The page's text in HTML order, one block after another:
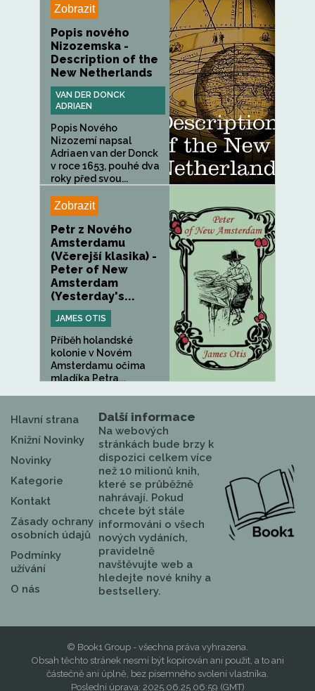
Zobrazit
Popis nového
Nizozemska -
Description of the
New Netherlands
VAN DER DONCK
ADRIAEN
Popis Nového
Nizozemí napsal
Adriaen van der Donck
v roce 1653, pouhé dva
roky před svou...
Zobrazit
Petr z Nového
Amsterdamu
(Včerejší klasika) -
Peter of New
Amsterdam
(Yesterday's...
JAMES OTIS
Příběh holandské
kolonie v Novém
Amsterdamu očima
mladíka Petra...
Hlavní strana
Knižní Novinky
Novinky
Kategorie
Kontakt
Zásady ochrany
osobních údajů
Podmínky
užívání
O nás
Další informace
Na webových
stránkách bude brzy k
dispozici celkem více
než 10 milionů knih,
které se průběžně
nahrávají. Pokud
chcete být stále
informováni o všech
nových vydáních,
pravidelně
navštěvujte web a
hledejte nové knihy a
bestsellery.
© Book1 Group - všechna práva vyhrazena.
Obsah těchto stránek nesmí být kopírován ani použit, a to ani
částečně ani úplně, bez písemného svolení vlastníka.
Poslední úprava: 2025.06.25 06:59 (GMT)